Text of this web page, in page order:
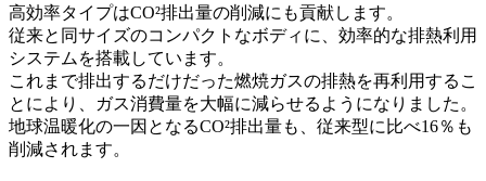
高効率タイプはCO²排出量の削減にも貢献します。
従来と同サイズのコンパクトなボディに、効率的な排熱利用
システムを搭載しています。
これまで排出するだけだった燃焼ガスの排熱を再利用するこ
とにより、ガス消費量を大幅に減らせるようになりました。
地球温暖化の一因となるCO²排出量も、従来型に比べ16％も
削減されます。